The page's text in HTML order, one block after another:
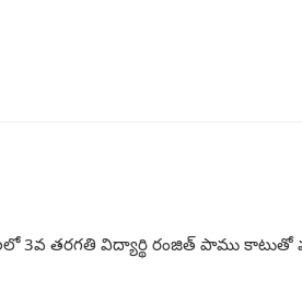
3వ తరగతి విద్యార్థి రంజిత్ పాము